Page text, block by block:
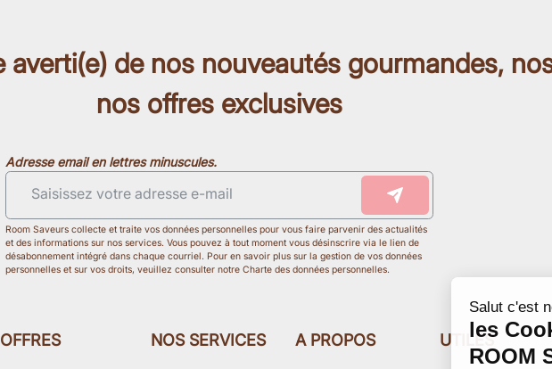
Salut c'est
les
ROOM
de nos nouveautés gourmandes,
nos offres exclusives
Adresse email en lettres minuscules.
Room Saveurs collecte et traite vos données personnelles pour vous faire parvenir des actualités
et des informations sur nos services. Vous pouvez à tout moment vous désinscrire via le lien de
désabonnement intégré dans chaque courriel. Pour en savoir plus sur la gestion de vos données
personnelles et sur vos droits, veuillez consulter notre Charte des données personnelles.
NOS SERVICES A PROPOS UTILES